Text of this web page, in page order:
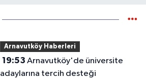
Arnavutköy Haberleri
19:53
adaylarına tercih desteği